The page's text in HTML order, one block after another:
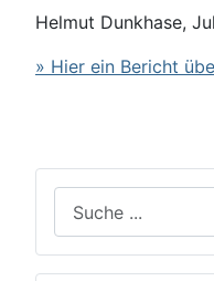
Helmut Dunkhase,
» Hier ein Bericht
Type 2 or more